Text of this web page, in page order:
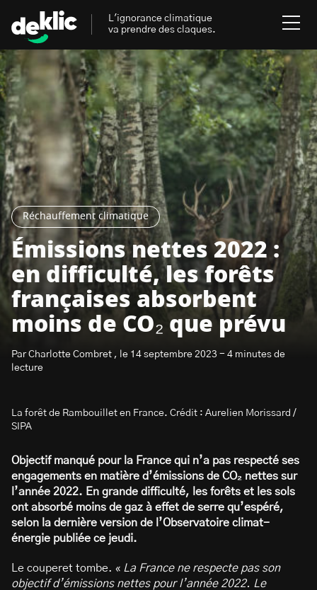
Réchauffement climatique
Émissions nettes 2022 :
en difficulté, les forêts
françaises absorbent
moins de CO₂ que prévu
Par Charlotte Combret , le 14 septembre 2023 - 4 minutes de
lecture
La forêt de Rambouillet en France. Crédit : Aurelien Morissard /
SIPA
Objectif manqué pour la France qui n’a pas respecté ses
engagements en matière d’émissions de CO₂ nettes sur
l’année 2022. En grande difficulté, les forêts et les sols
ont absorbé moins de gaz à effet de serre qu’espéré,
selon la dernière version de l’Observatoire climat-
énergie publiée ce jeudi.
Le couperet tombe. « La France ne respecte pas son
objectif d’émissions nettes pour l’année 2022. Le
L'ignorance climatique
va prendre des claques.
Rechercher
:
Environnement
Aides, bons plans & cie
Énergies renouvelables
Mobilités durables
Gestes écologiques
Inspiré.es inspirant.es
S’abonner à la newsletter
Rechercher
Les mots clés les plus
recherchés sur Deklic
Transition Écologique deklic kids
interview Volte-face influenceur.se